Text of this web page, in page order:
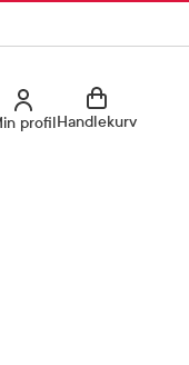
profil
Min profilHandlekurv